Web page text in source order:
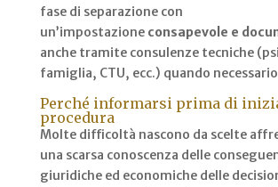
fase di separazione con
un’impostazione consapevole e
anche tramite consulenze tecniche
famiglia, CTU, ecc.) quando
Perché informarsi prima di
procedura
Molte difficoltà nascono da scelte
una scarsa conoscenza delle
giuridiche ed economiche delle